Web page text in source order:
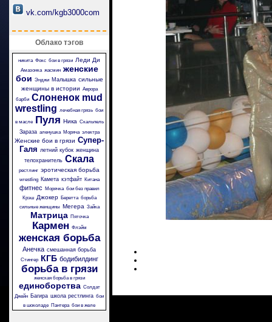
vk.com/kgb3000com
Облако тэгов
никита Фокс бои в грязи Леди Ди
Амазонка жасмин женские
бои Энджи Малышка сильные
женщины в истории Аврора
барби Слоненок mud
wrestling лечебная грязь бои
в масле Пуля Ника Скальпель
Зараза аленушка Моряча электра
Женские бои в грязи Супер-
Галя летний кубок женщина
телохранитель Скала
рестлинг эротическая борьба
wrestling Камета кэтфайт Китана
фитнес Морячка бои без правил
Крэш
Джокер Беретта борьба
сильные женщины Мегера Зайка
Матрица Пяточка
Кармен Флэйм
женская борьба
Анечка смешанная борьба
Стингер КГБ бодибилдинг
борьба в грязи
женская борьба в грязи
единоборства Солдат
Джейн Багира школа рестлинга бои
в шоколаде Пантера бои в желе